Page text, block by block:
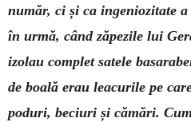
număr, ci și ca ingeniozitate
în urmă, când zăpezile lui
izo­lau complet satele
de boală erau leacu­rile pe
poduri, beciuri și că­mări.